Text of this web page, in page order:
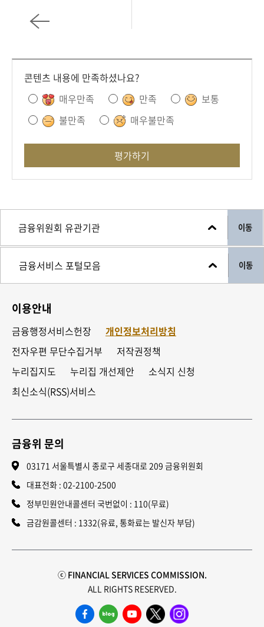
콘텐츠 내용에 만족하셨나요?
매우만족
만족
보통
불만족
매우불만족
평가하기
이동
이동
이용안내
금융행정서비스헌장
개인정보처리방침
전자우편 무단수집거부
저작권정책
누리집지도
누리집 개선제안
소식지 신청
최신소식(RSS)서비스
금융위 문의
03171 서울특별시 종로구 세종대로 209 금융위원회
대표전화 : 02-2100-2500
정부민원안내콜센터 국번없이 : 110(무료)
금감원콜센터 : 1332(유료, 통화료는 발신자 부담)
ⓒ FINANCIAL SERVICES COMMISSION.
ALL RIGHTS RESERVED.